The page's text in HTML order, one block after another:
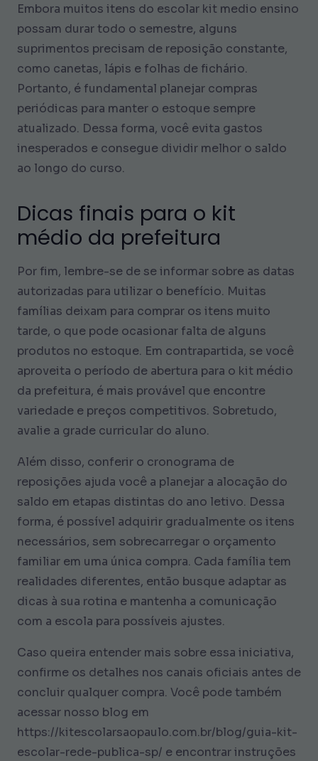
Embora muitos itens do escolar kit medio ensino
possam durar todo o semestre, alguns
suprimentos precisam de reposição constante,
como canetas, lápis e folhas de fichário.
Portanto, é fundamental planejar compras
periódicas para manter o estoque sempre
atualizado. Dessa forma, você evita gastos
inesperados e consegue dividir melhor o saldo
ao longo do curso.
Dicas finais para o kit
médio da prefeitura
Por fim, lembre-se de se informar sobre as datas
autorizadas para utilizar o benefício. Muitas
famílias deixam para comprar os itens muito
tarde, o que pode ocasionar falta de alguns
produtos no estoque. Em contrapartida, se você
aproveita o período de abertura para o kit médio
da prefeitura, é mais provável que encontre
variedade e preços competitivos. Sobretudo,
avalie a grade curricular do aluno.
Além disso, conferir o cronograma de
reposições ajuda você a planejar a alocação do
saldo em etapas distintas do ano letivo. Dessa
forma, é possível adquirir gradualmente os itens
necessários, sem sobrecarregar o orçamento
familiar em uma única compra. Cada família tem
realidades diferentes, então busque adaptar as
dicas à sua rotina e mantenha a comunicação
com a escola para possíveis ajustes.
Caso queira entender mais sobre essa iniciativa,
confirme os detalhes nos canais oficiais antes de
concluir qualquer compra. Você pode também
acessar nosso blog em
https://kitescolarsaopaulo.com.br/blog/guia-kit-
escolar-rede-publica-sp/ e encontrar instruções